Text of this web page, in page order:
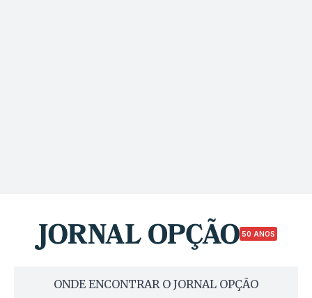
50 ANOS
ONDE ENCONTRAR O JORNAL OPÇÃO